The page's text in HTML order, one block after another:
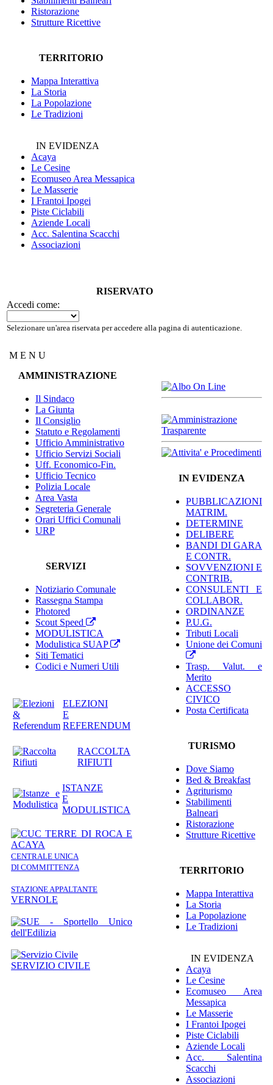
Ristorazione
Strutture Ricettive
TERRITORIO
Mappa Interattiva
La Storia
La Popolazione
Le Tradizioni
IN EVIDENZA
Acaya
Le Cesine
Ecomuseo Area Messapica
Le Masserie
I Frantoi Ipogei
Piste Ciclabili
Aziende Locali
Acc. Salentina Scacchi
Associazioni
RISERVATO
Accedi come:
Selezionare un'area riservata per accedere alla pagina di autenticazione.
M E N U
AMMINISTRAZIONE
Il Sindaco
La Giunta
Il Consiglio
Statuto e Regolamenti
Ufficio Amministrativo
Ufficio Servizi Sociali
Uff. Economico-Fin.
Ufficio Tecnico
Polizia Locale
Area Vasta
Segreteria Generale
Orari Uffici Comunali
URP
SERVIZI
Notiziario Comunale
Rassegna Stampa
Photored
Scout Speed
MODULISTICA
Modulistica SUAP
Siti Tematici
Codici e Numeri Utili
ELEZIONI
E
REFERENDUM
RACCOLTA
RIFIUTI
ISTANZE
E
MODULISTICA
CENTRALE UNICA
DI COMMITTENZA
STAZIONE APPALTANTE
VERNOLE
SERVIZIO CIVILE
IN EVIDENZA
PUBBLICAZIONI
MATRIM.
DETERMINE
DELIBERE
BANDI DI GARA
E CONTR.
SOVVENZIONI E
CONTRIB.
CONSULENTI E
COLLABOR.
ORDINANZE
P.U.G.
Tributi Locali
Unione dei Comuni
Trasp. Valut. e
Merito
ACCESSO
CIVICO
Posta Certificata
TURISMO
Dove Siamo
Bed & Breakfast
Agriturismo
Stabilimenti
Balneari
Ristorazione
Strutture Ricettive
TERRITORIO
Mappa Interattiva
La Storia
La Popolazione
Le Tradizioni
IN EVIDENZA
Acaya
Le Cesine
Ecomuseo Area
Messapica
Le Masserie
I Frantoi Ipogei
Piste Ciclabili
Aziende Locali
Acc. Salentina
Scacchi
Associazioni